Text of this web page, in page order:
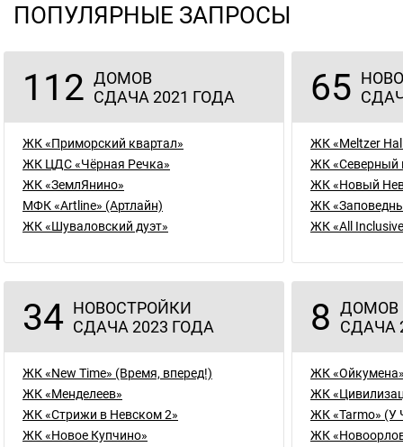
ПОПУЛЯРНЫЕ ЗАПРОСЫ
112 ДОМОВ
СДАЧА 2021 ГОДА
ЖК «Приморский квартал»
ЖК ЦДС «Чёрная Речка»
ЖК «ЗемлЯнино»
МФК «Artline» (Артлайн)
ЖК «Шуваловский дуэт»
65
ЖК «Meltzer
ЖК «Северный
ЖК «Новый
ЖК
ЖК «All
34 НОВОСТРОЙКИ
СДАЧА 2023 ГОДА
ЖК «New Time» (Время, вперед!)
ЖК «Менделеев»
ЖК «Стрижи в Невском 2»
ЖК «Новое Купчино»
8 ДОМОВ
СДАЧА
ЖК
ЖК
ЖК «Tarmo» (У
ЖК